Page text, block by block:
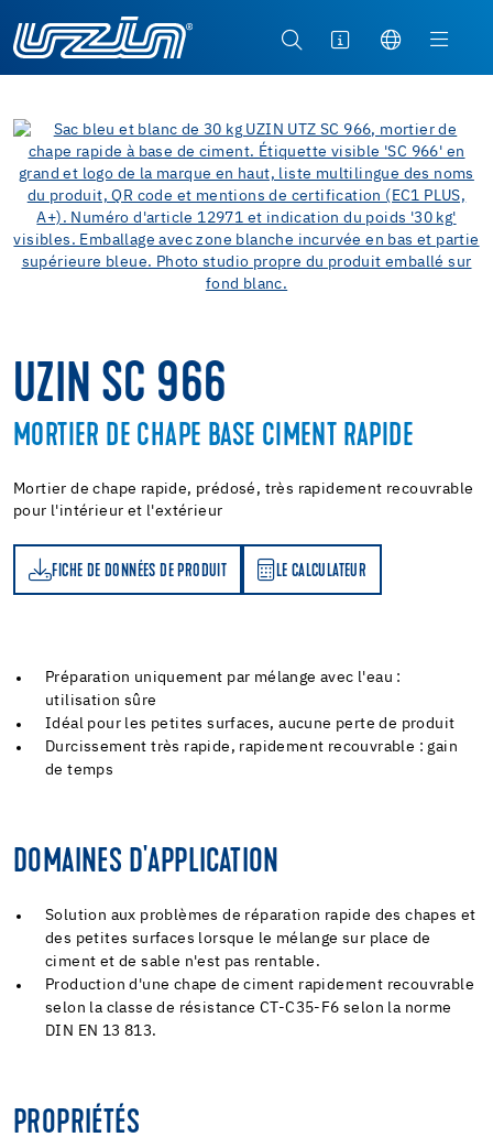
UZIN SC 966
MORTIER DE CHAPE BASE CIMENT RAPIDE
Mortier de chape rapide, prédosé, très rapidement recouvrable
pour l'intérieur et l'extérieur
FICHE DE DONNÉES DE PRODUIT LE CALCULATEUR
LE CALCULATEUR
Préparation uniquement par mélange avec l'eau :
utilisation sûre
Idéal pour les petites surfaces, aucune perte de produit
Durcissement très rapide, rapidement recouvrable : gain
de temps
DOMAINES D'APPLICATION
Solution aux problèmes de réparation rapide des chapes et
des petites surfaces lorsque le mélange sur place de
ciment et de sable n'est pas rentable.
Production d'une chape de ciment rapidement recouvrable
selon la classe de résistance CT-C35-F6 selon la norme
DIN EN 13 813.
PROPRIÉTÉS